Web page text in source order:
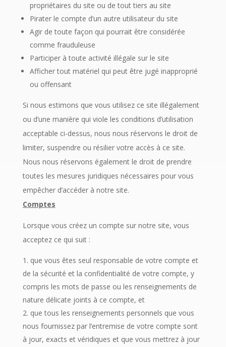
propriétaires du site ou de tout tiers au site
Pirater le compte d’un autre utilisateur du site
Agir de toute façon qui pourrait être considérée
comme frauduleuse
Participer à toute activité illégale sur le site
Afficher tout matériel qui peut être jugé inapproprié
ou offensant
Si nous estimons que vous utilisez ce site illégalement
ou d’une manière qui viole les conditions d’utilisation
acceptable ci-dessus, nous nous réservons le droit de
limiter, suspendre ou résilier votre accès à ce site.
Nous nous réservons également le droit de prendre
toutes les mesures juridiques nécessaires pour vous
empêcher d’accéder à notre site.
Comptes
Lorsque vous créez un compte sur notre site, vous
acceptez ce qui suit :
que vous êtes seul responsable de votre compte et
de la sécurité et la confidentialité de votre compte, y
compris les mots de passe ou les renseignements de
nature délicate joints à ce compte, et
que tous les renseignements personnels que vous
nous fournissez par l’entremise de votre compte sont
à jour, exacts et véridiques et que vous mettrez à jour